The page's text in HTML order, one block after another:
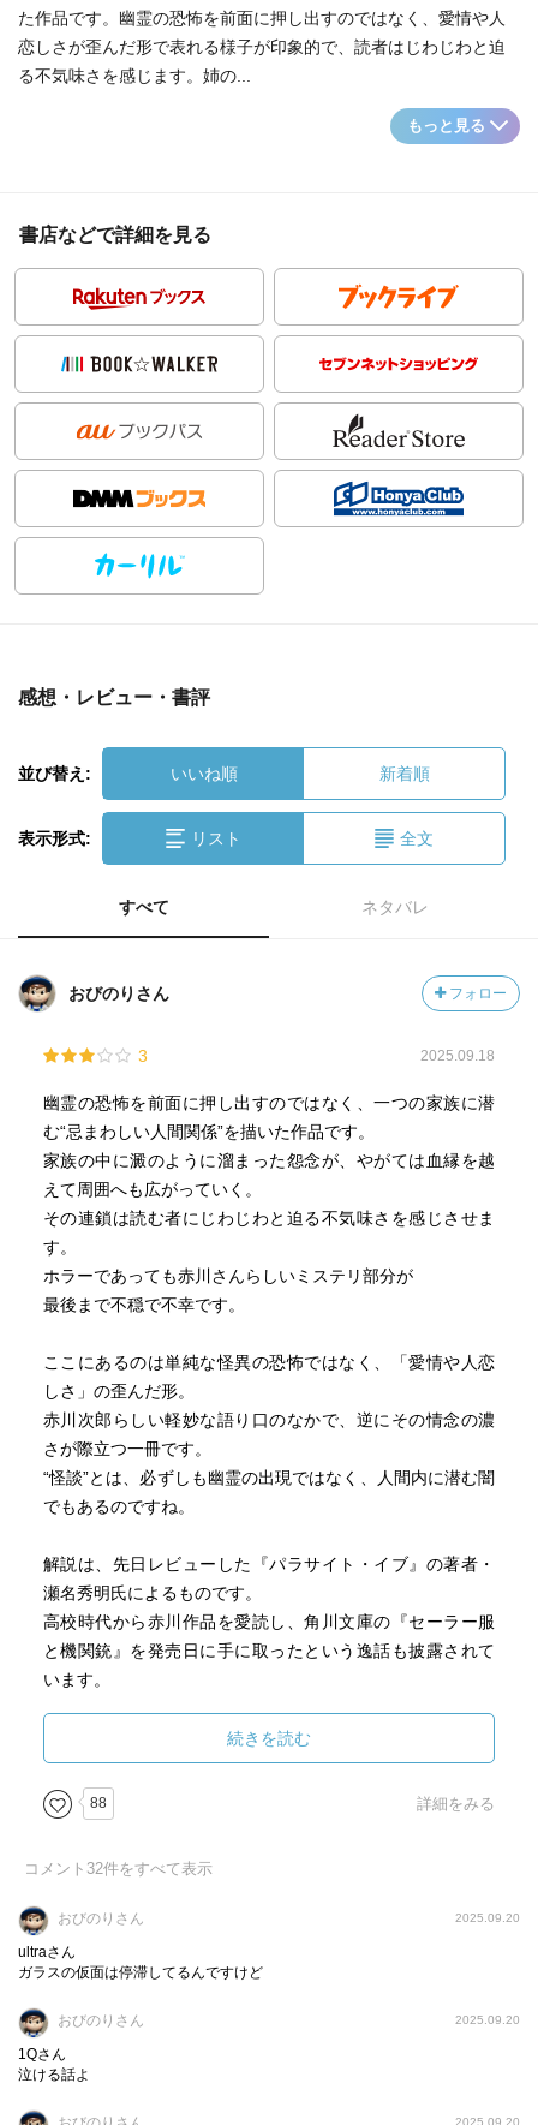
た作品です。幽霊の恐怖を前面に押し出すのではなく、愛情や人
恋しさが歪んだ形で表れる様子が印象的で、読者はじわじわと迫
る不気味さを感じます。姉の...
もっと見る
書店などで詳細を見る
感想・レビュー・書評
並び替え: いいね順 新着順
表示形式: リスト 全文
すべて ネタバレ
おびのりさん フォロー
3 2025.09.18
幽霊の恐怖を前面に押し出すのではなく、一つの家族に潜
む“忌まわしい人間関係”を描いた作品です。
家族の中に澱のように溜まった怨念が、やがては血縁を越
えて周囲へも広がっていく。
その連鎖は読む者にじわじわと迫る不気味さを感じさせま
す。
ホラーであっても赤川さんらしいミステリ部分が
最後まで不穏で不幸です。
ここにあるのは単純な怪異の恐怖ではなく、「愛情や人恋
しさ」の歪んだ形。
赤川次郎らしい軽妙な語り口のなかで、逆にその情念の濃
さが際立つ一冊です。
“怪談”とは、必ずしも幽霊の出現ではなく、人間内に潜む闇
でもあるのですね。
解説は、先日レビューした『パラサイト・イブ』の著者・
瀬名秀明氏によるものです。
高校時代から赤川作品を愛読し、角川文庫の『セーラー服
と機関銃』を発売日に手に取ったという逸話も披露されて
います。
風の赤川次郎作品を数多く提示しながら語る解説は、本作
の位置づけを考えるうえで興味深い一篇となっています。
角川書店創立五〇周年特別書き下ろし作品とのことでし
た。
続きを読む
88 詳細をみる
コメント 32件をすべて表示
おびのりさん 2025.09.20
ultraさん
ガラスの仮面は停滞してるんですけど
おびのりさん 2025.09.20
1Qさん
泣ける話よ
2025.09.20